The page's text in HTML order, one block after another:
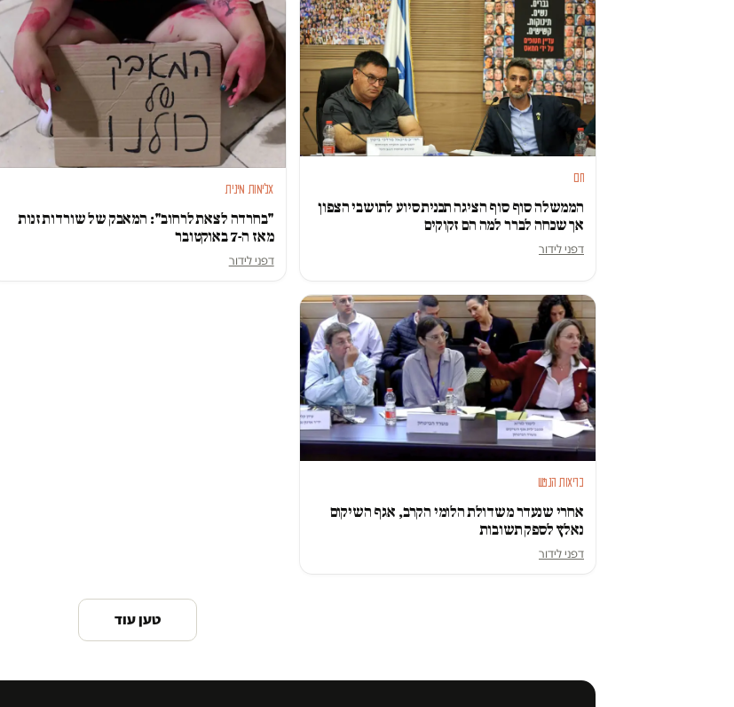
חם
הממשלה סוף סוף הציגה תכנית סיוע לתושבי הצפון
אך שכחה לברר למה הם זקוקים
דפני לידור
אלימות מינית
"בחרדה לצאת לרחוב": המאבק של שורדות זנות
מאז ה-7 באוקטובר
דפני לידור
בריאות הנפש
אחרי שנעדר משדולת הלומי הקרב, אגף השיקום
נאלץ לספק תשובות
דפני לידור
טען עוד